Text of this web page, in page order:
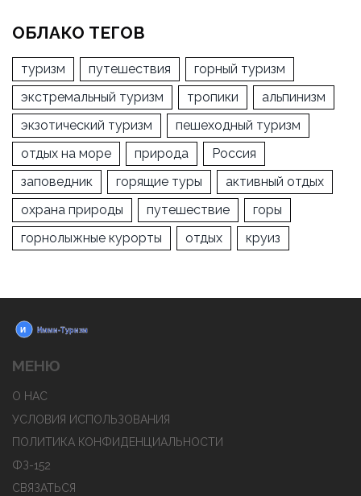
ОБЛАКО ТЕГОВ
туризм путешествия
горный туризм
экстремальный туризм
тропики
альпинизм
экзотический туризм
пешеходный туризм
отдых на море
природа
Россия
заповедник
горящие туры
активный отдых
охрана природы
путешествие
горы
горнолыжные курорты
отдых круиз
МЕНЮ
О НАС
УСЛОВИЯ ИСПОЛЬЗОВАНИЯ
ПОЛИТИКА КОНФИДЕНЦИАЛЬНОСТИ
ФЗ-152
СВЯЗАТЬСЯ